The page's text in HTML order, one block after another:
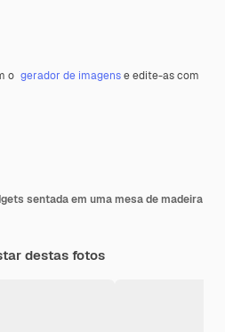
o gerador de imagense edite-as com
sentada em uma mesa de madeira
destas fotos